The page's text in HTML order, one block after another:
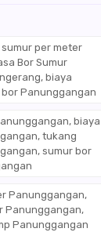
per meter
Bor Sumur
biaya
Panunggangan
biaya
tukang
sumur bor
Panunggangan,
Panunggangan,
Panunggangan